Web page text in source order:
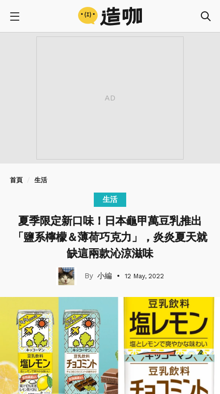
首頁 生活
生活
夏季限定新口味！日本龜甲萬豆乳推出
「鹽系檸檬＆薄荷巧克力」，炎炎夏天就
缺這兩款沁涼滋味
小編 12 May, 2022